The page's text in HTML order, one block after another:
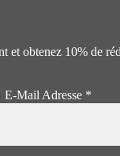
et obtenez 10% de
E-Mail Adresse *